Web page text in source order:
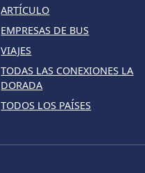
ARTÍCULO
EMPRESAS DE BUS
VIAJES
TODAS LAS CONEXIONES LA
DORADA
TODOS LOS PAÍSES